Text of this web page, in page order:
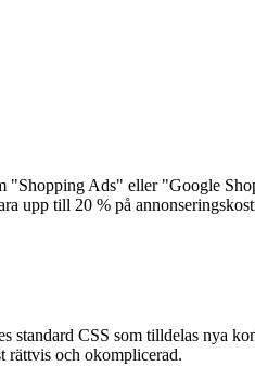
"Shopping Ads" eller "Google
upp till 20 % på
CSS som tilldelas nya
rättvis och okomplicerad.